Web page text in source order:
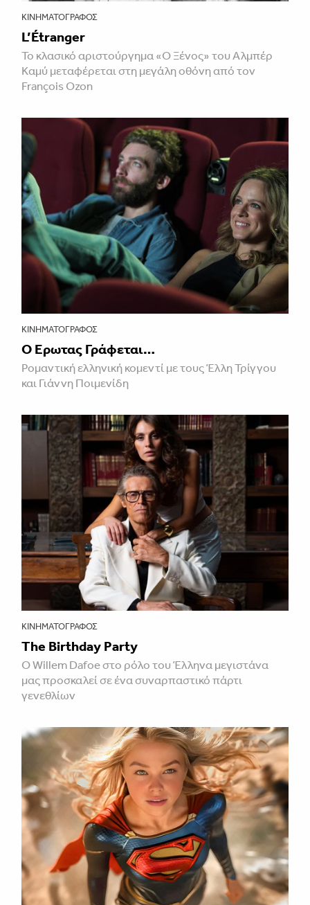
ΚΙΝΗΜΑΤΟΓΡΆΦΟΣ
L’Étranger
Το κλασικό αριστούργημα «Ο Ξένος» του Αλμπέρ
Καμύ μεταφέρεται στη μεγάλη οθόνη από τον
François Ozon
ΚΙΝΗΜΑΤΟΓΡΆΦΟΣ
Ο Έρωτας Γράφεται…
Ρομαντική ελληνική κομεντί με τους Έλλη Τρίγγου
και Γιάννη Ποιμενίδη
ΚΙΝΗΜΑΤΟΓΡΆΦΟΣ
The Birthday Party
Ο Willem Dafoe στο ρόλο του Έλληνα μεγιστάνα
μας προσκαλεί σε ένα συναρπαστικό πάρτι
γενεθλίων